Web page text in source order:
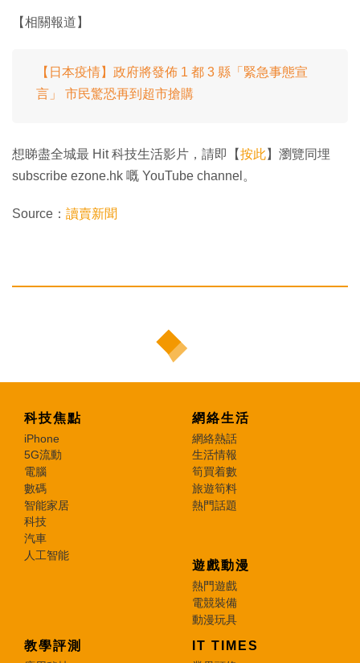
【相關報道】
【日本疫情】政府將發佈 1 都 3 縣「緊急事態宣
言」 市民驚恐再到超市搶購
想睇盡全城最 Hit 科技生活影片，請即【按此】瀏覽同埋
subscribe ezone.hk 嘅 YouTube channel。
Source： 讀賣新聞
科技焦點
iPhone
5G流動
電腦
數碼
智能家居
科技
汽車
人工智能
網絡生活
網絡熱話
生活情報
筍買着數
旅遊筍料
熱門話題
遊戲動漫
熱門遊戲
電競裝備
動漫玩具
教學評測 IT TIMES